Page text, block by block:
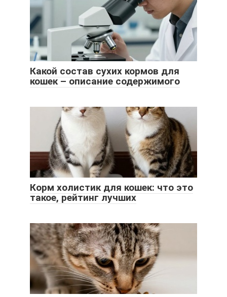
Какой состав сухих кормов для
кошек – описание содержимого
Корм холистик для кошек: что это
такое, рейтинг лучших